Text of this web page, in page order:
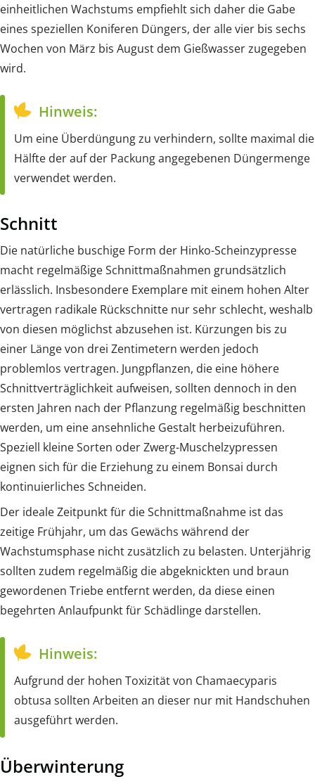
einheitlichen Wachstums empfiehlt sich daher die Gabe
eines speziellen Koniferen Düngers, der alle vier bis sechs
Wochen von März bis August dem Gießwasser zugegeben
wird.
Hinweis:
Um eine Überdüngung zu verhindern, sollte maximal die
Hälfte der auf der Packung angegebenen Düngermenge
verwendet werden.
Schnitt
Die natürliche buschige Form der Hinko-Scheinzypresse
macht regelmäßige Schnittmaßnahmen grundsätzlich
erlässlich. Insbesondere Exemplare mit einem hohen Alter
vertragen radikale Rückschnitte nur sehr schlecht, weshalb
von diesen möglichst abzusehen ist. Kürzungen bis zu
einer Länge von drei Zentimetern werden jedoch
problemlos vertragen. Jungpflanzen, die eine höhere
Schnittverträglichkeit aufweisen, sollten dennoch in den
ersten Jahren nach der Pflanzung regelmäßig beschnitten
werden, um eine ansehnliche Gestalt herbeizuführen.
Speziell kleine Sorten oder Zwerg-Muschelzypressen
eignen sich für die Erziehung zu einem Bonsai durch
kontinuierliches Schneiden.
Der ideale Zeitpunkt für die Schnittmaßnahme ist das
zeitige Frühjahr, um das Gewächs während der
Wachstumsphase nicht zusätzlich zu belasten. Unterjährig
sollten zudem regelmäßig die abgeknickten und braun
gewordenen Triebe entfernt werden, da diese einen
begehrten Anlaufpunkt für Schädlinge darstellen.
Hinweis:
Aufgrund der hohen Toxizität von Chamaecyparis
obtusa sollten Arbeiten an dieser nur mit Handschuhen
ausgeführt werden.
Überwinterung